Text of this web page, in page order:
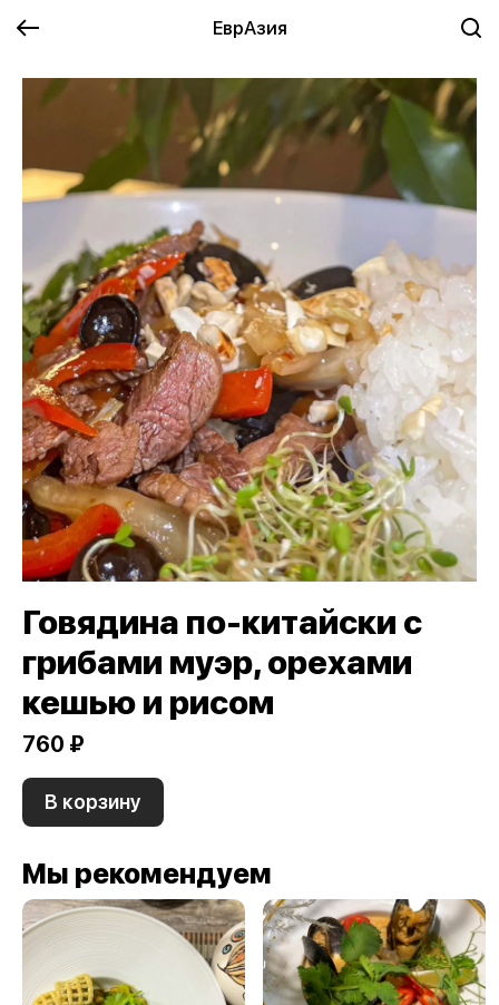
ЕврАзия
Говядина по-китайски с
грибами муэр, орехами
кешью и рисом
760 ₽
В корзину
Мы рекомендуем